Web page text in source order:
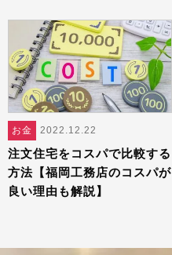
お金 2022.12.22
注文住宅をコスパで比較する
方法【福岡工務店のコスパが
良い理由も解説】